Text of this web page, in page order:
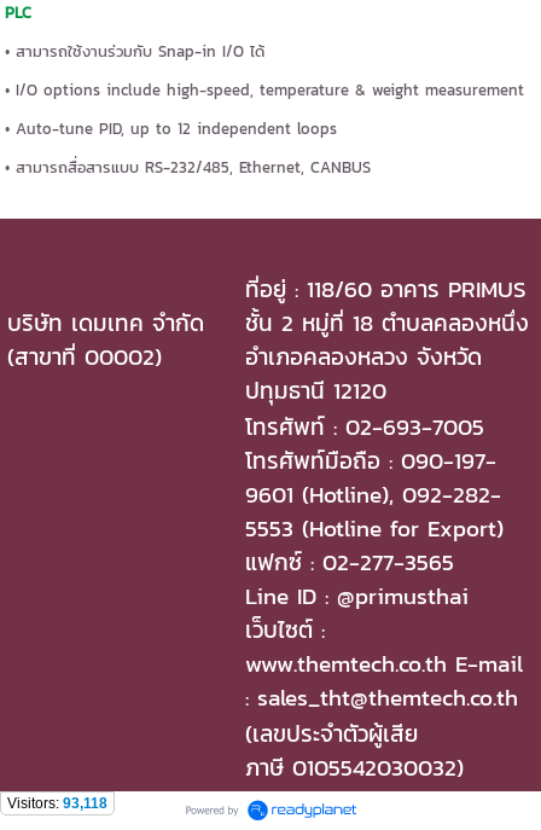
PLC
• สามารถใช้งานร่วมกับ Snap-in I/O ได้
• I/O options include high-speed, temperature & weight measurement
• Auto-tune PID, up to 12 independent loops
• สามารถสื่อสารแบบ RS-232/485, Ethernet, CANBUS
บริษัท เดมเทค จำกัด
(สาขาที่ 00002)
ที่อยู่ : 118/60 อาคาร PRIMUS
ชั้น 2 หมู่ที่ 18 ตำบลคลองหนึ่ง
อำเภอคลองหลวง จังหวัด
ปทุมธานี 12120
โทรศัพท์ : 02-693-7005
โทรศัพท์มือถือ : 090-197-
9601 (Hotline), 092-282-
5553 (Hotline for Export)
แฟกซ์ : 02-277-3565
Line ID : @primusthai
เว็บไซต์ :
www.themtech.co.th E-mail
: sales_tht@themtech.co.th
(เลขประจำตัวผู้เสีย
ภาษี 0105542030032)
Visitors: 93,118